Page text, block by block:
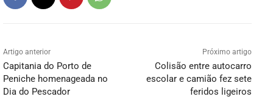
Artigo anterior
Capitania do Porto de
Peniche homenageada no
Dia do Pescador
Próximo artigo
Colisão entre autocarro
escolar e camião fez sete
feridos ligeiros